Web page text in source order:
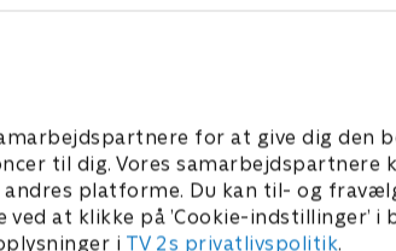
for at give dig den
til dig. Vores samarbejdspartnere
platforme. Du kan til- og
at klikke på ’Cookie-indstillinger’ i
i TV 2s privatlivspolitik.